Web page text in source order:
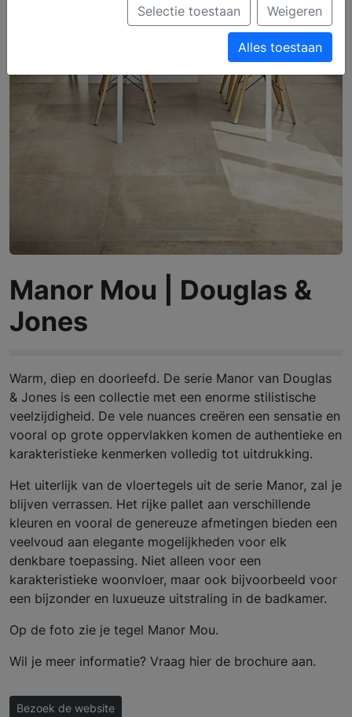
Manor Mou | Douglas &
Jones
Warm, diep en doorleefd. De serie Manor van Douglas
& Jones is een collectie met een enorme stilistische
veelzijdigheid. De vele nuances creëren een sensatie en
vooral op grote oppervlakken komen de authentieke en
karakteristieke kenmerken volledig tot uitdrukking.
Het uiterlijk van de vloertegels uit de serie Manor, zal je
blijven verrassen. Het rijke pallet aan verschillende
kleuren en vooral de genereuze afmetingen bieden een
veelvoud aan elegante mogelijkheden voor elk
denkbare toepassing. Niet alleen voor een
karakteristieke woonvloer, maar ook bijvoorbeeld voor
een bijzonder en luxueuze uitstraling in de badkamer.
Op de foto zie je tegel Manor Mou.
Wil je meer informatie? Vraag hier de brochure aan.
Bezoek de website
Selectie toestaan Weigeren
Alles toestaan